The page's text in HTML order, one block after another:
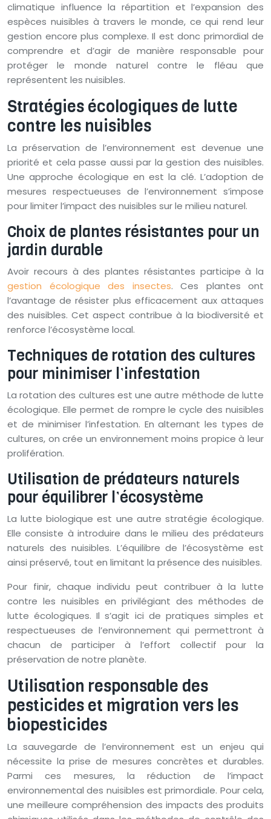
climatique influence la répartition et l’expansion des
espèces nuisibles à travers le monde, ce qui rend leur
gestion encore plus complexe. Il est donc primordial de
comprendre et d’agir de manière responsable pour
protéger le monde naturel contre le fléau que
représentent les nuisibles.
Stratégies écologiques de lutte
contre les nuisibles
La préservation de l’environnement est devenue une
priorité et cela passe aussi par la gestion des nuisibles.
Une approche écologique en est la clé. L’adoption de
mesures respectueuses de l’environnement s’impose
pour limiter l’impact des nuisibles sur le milieu naturel.
Choix de plantes résistantes pour un
jardin durable
Avoir recours à des plantes résistantes participe à la
gestion écologique des insectes. Ces plantes ont
l’avantage de résister plus efficacement aux attaques
des nuisibles. Cet aspect contribue à la biodiversité et
renforce l’écosystème local.
Techniques de rotation des cultures
pour minimiser l’infestation
La rotation des cultures est une autre méthode de lutte
écologique. Elle permet de rompre le cycle des nuisibles
et de minimiser l’infestation. En alternant les types de
cultures, on crée un environnement moins propice à leur
prolifération.
Utilisation de prédateurs naturels
pour équilibrer l’écosystème
La lutte biologique est une autre stratégie écologique.
Elle consiste à introduire dans le milieu des prédateurs
naturels des nuisibles. L’équilibre de l’écosystème est
ainsi préservé, tout en limitant la présence des nuisibles.
Pour finir, chaque individu peut contribuer à la lutte
contre les nuisibles en privilégiant des méthodes de
lutte écologiques. Il s’agit ici de pratiques simples et
respectueuses de l’environnement qui permettront à
chacun de participer à l’effort collectif pour la
préservation de notre planète.
Utilisation responsable des
pesticides et migration vers les
biopesticides
La sauvegarde de l’environnement est un enjeu qui
nécessite la prise de mesures concrètes et durables.
Parmi ces mesures, la réduction de l’impact
environnemental des nuisibles est primordiale. Pour cela,
une meilleure compréhension des impacts des produits